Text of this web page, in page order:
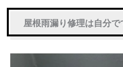
屋根雨漏り修理は自分で